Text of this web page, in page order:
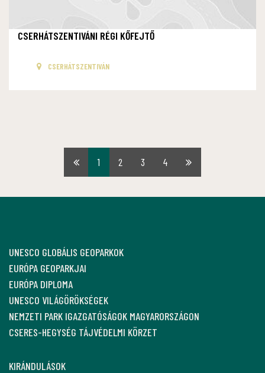
CSERHÁTSZENTIVÁNI RÉGI KŐFEJTŐ
CSERHÁTSZENTIVÁN
Első1 2 3 4
Utolsó
UNESCO GLOBÁLIS GEOPARKOK
EURÓPA GEOPARKJAI
EURÓPA DIPLOMA
UNESCO VILÁGÖRÖKSÉGEK
NEMZETI PARK IGAZGATÓSÁGOK MAGYARORSZÁGON
CSERES-HEGYSÉG TÁJVÉDELMI KÖRZET
KIRÁNDULÁSOK